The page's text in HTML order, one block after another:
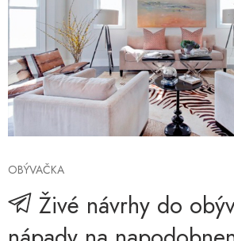
OBÝVAČKA
Živé návrhy do